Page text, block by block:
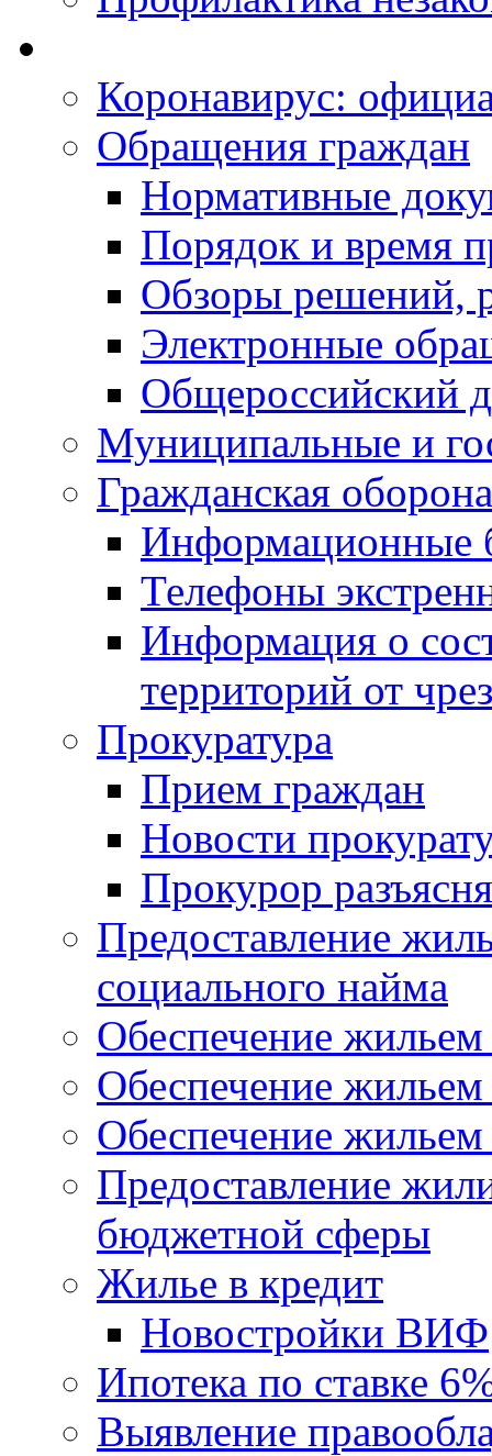
Коронавирус:
Обращения граждан
Нормативные
Порядок и время
Обзоры решений,
Электронные
Общероссийский
Муниципальные и
Гражданская
Информационные
Телефоны
Информация о
территорий от
Прокуратура
Прием граждан
Новости
Прокурор
Предоставление
социального найма
Обеспечение
Обеспечение
Обеспечение жильем
Предоставление
бюджетной сферы
Жилье в кредит
Новостройки ВИФ
Ипотека по ставке
Выявление